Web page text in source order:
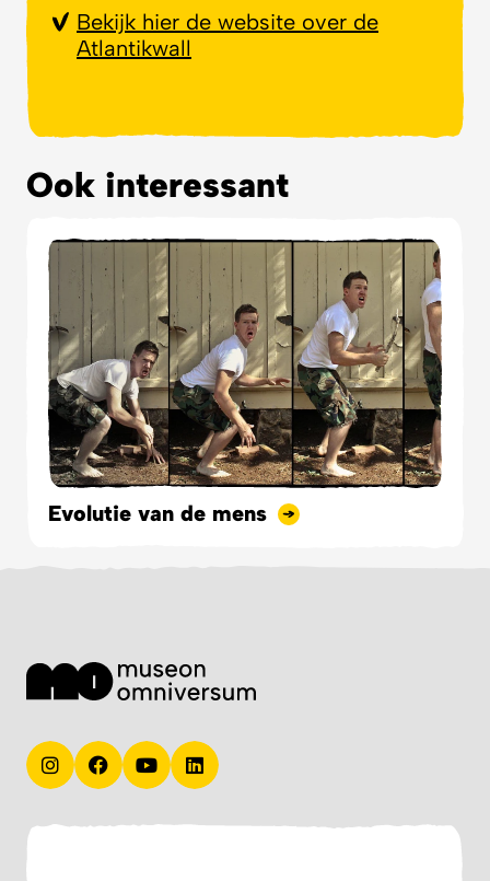
Bekijk hier de website over de
Atlantikwall
Ook interessant
Evolutie van de mens